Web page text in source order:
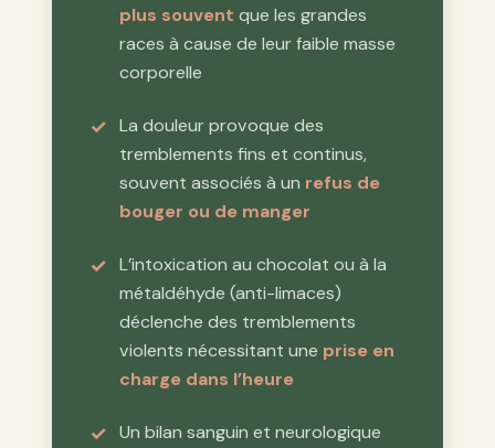
plus souvent que les grandes
races à cause de leur faible masse
corporelle
La douleur provoque des
tremblements fins et continus,
souvent associés à un refus de
bouger ou de manger
L’intoxication au chocolat ou à la
métaldéhyde (anti-limaces)
déclenche des tremblements
violents nécessitant une prise en
charge dans l’heure
Un bilan sanguin et neurologique